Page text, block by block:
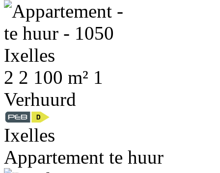
2 2 100 m² 1
Verhuurd
Ixelles
Appartement te huur